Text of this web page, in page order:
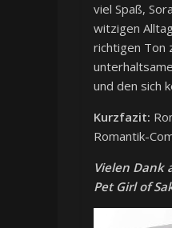
viel Spaß,
witzigen
richtigen Ton
und den sich
Kurzfazit:
Romantik-
Vielen Dank
Pet Girl of